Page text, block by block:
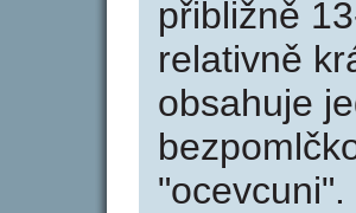
přibližně
relativně
obsahuje
"ocevcuni".